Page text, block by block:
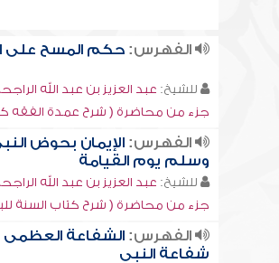
الفهرس:حكم المسح على
للشيخ: عبد العزيز بن عبد الله
جزء من محاضرة ( شرح عمدة الفقه
الفهرس:الإيمان بحوض
وسلم يوم القيامة
للشيخ: عبد العزيز بن عبد الله
جزء من محاضرة ( شرح كتاب السنة
الفهرس:الشفاعة العظمى
شفاعة النبي